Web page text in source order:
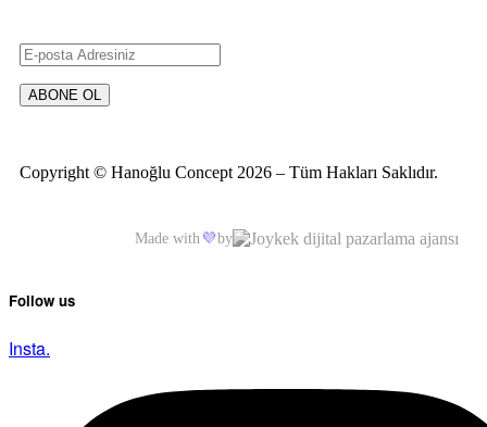
Copyright © Hanoğlu Concept 2026 – Tüm Hakları Saklıdır.
Made with💜by
Follow us
Insta.